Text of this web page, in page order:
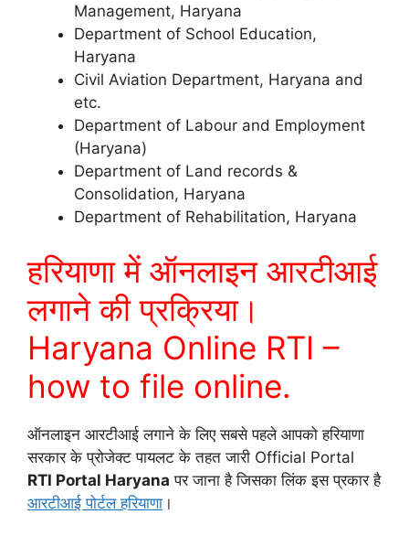
Management, Haryana
Department of School Education,
Haryana
Civil Aviation Department, Haryana and
etc.
Department of Labour and Employment
(Haryana)
Department of Land records &
Consolidation, Haryana
Department of Rehabilitation, Haryana
हरियाणा में ऑनलाइन आरटीआई
लगाने की प्रक्रिया।
Haryana Online RTI –
how to file online.
ऑनलाइन आरटीआई लगाने के लिए सबसे पहले आपको हरियाणा
सरकार के प्रोजेक्ट पायलट के तहत जारी Official Portal
RTI Portal Haryana पर जाना है जिसका लिंक इस प्रकार है
आरटीआई पोर्टल हरियाणा ।